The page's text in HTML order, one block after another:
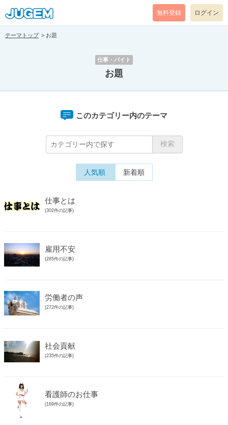
無料登録 ログイン
テーマトップ お題
仕事・バイト
お題
このカテゴリー内のテーマ
人気順 新着順
仕事とは
(302件の記事)
雇用不安
(285件の記事)
労働者の声
(272件の記事)
社会貢献
(235件の記事)
看護師のお仕事
(169件の記事)